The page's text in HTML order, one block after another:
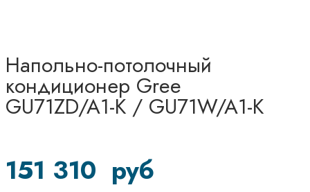
Напольно-потолочный
кондиционер Gree
GU71ZD/A1-K / GU71W/A1-K
151 310 руб